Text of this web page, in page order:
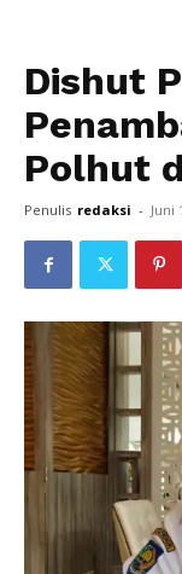
Dishut
Polhut
Penulis redaksi - Juni